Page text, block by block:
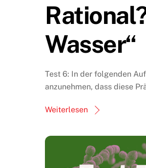
Wasser“
Test 6: In der folgenden
anzunehmen, dass diese
Weiterlesen